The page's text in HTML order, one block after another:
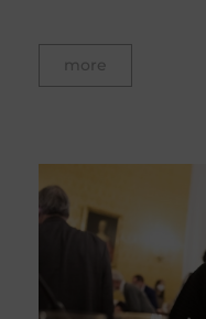
more